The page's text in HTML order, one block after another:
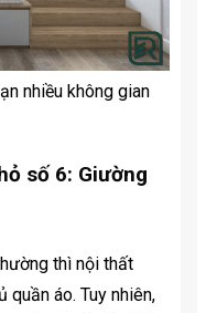
nhiều không gian
số 6: Giường
thì nội thất
quần áo. Tuy nhiên,